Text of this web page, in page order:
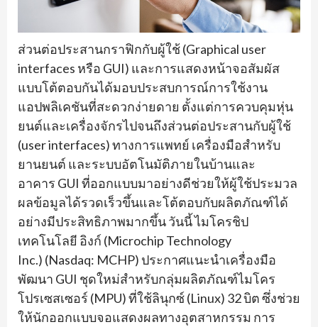
ส่วนต่อประสานกราฟิกกับผู้ใช้ (Graphical user
interfaces หรือ GUI) และการแสดงหน้าจอสัมผัส
แบบโต้ตอบกันได้มอบประสบการณ์การใช้งาน
แอปพลิเคชันที่สะดวกง่ายดาย ตั้งแต่การควบคุมหุ่น
ยนต์และเครื่องจักรไปจนถึงส่วนต่อประสานกับผู้ใช้
(user interfaces)ทางการแพทย์ เครื่องมือสำหรับ
ยานยนต์ และระบบอัตโนมัติภายในบ้านและ
อาคาร GUI ที่ออกแบบมาอย่างดีช่วยให้ผู้ใช้ประมวล
ผลข้อมูลได้รวดเร็วขึ้นและโต้ตอบกับผลิตภัณฑ์ได้
อย่างมีประสิทธิภาพมากขึ้น วันนี้ ไมโครชิป
เทคโนโลยี อิงก์ (Microchip Technology
Inc.) (Nasdaq: MCHP) ประกาศแนะนำเครื่องมือ
พัฒนา GUI ชุดใหม่สำหรับกลุ่มผลิตภัณฑ์ไมโคร
โปรเซสเซอร์ (MPU)ที่ใช้ลินุกซ์ (Linux) 32บิต ซึ่งช่วย
ให้นักออกแบบจอแสดงผลทางอุตสาหกรรม การ